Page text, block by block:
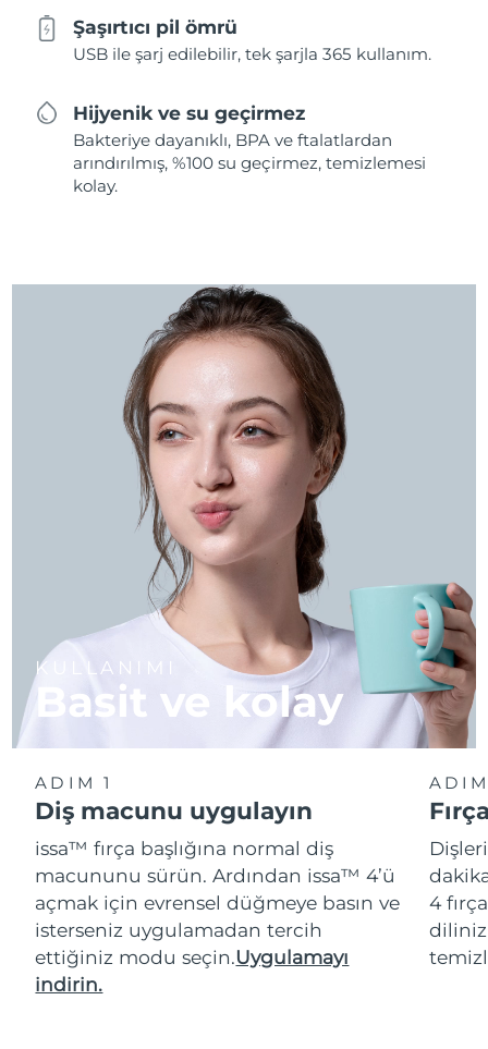
Şaşırtıcı pil ömrü
USB ile şarj edilebilir, tek şarjla 365 kullanım.
Hijyenik ve su geçirmez
Bakteriye dayanıklı, BPA ve ftalatlardan
arındırılmış, %100 su geçirmez, temizlemesi
kolay.
KULLANIMI
Basit ve kolay
ADIM 1
Diş macunu uygulayın
issa™ fırça başlığına normal diş
macununu sürün. Ardından issa™ 4’ü
açmak için evrensel düğmeye basın ve
isterseniz uygulamadan tercih
ettiğiniz modu seçin.Uygulamayı
indirin.
4